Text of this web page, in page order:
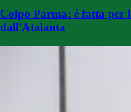
Colpo Parma: è fatta per
dall'Atalanta